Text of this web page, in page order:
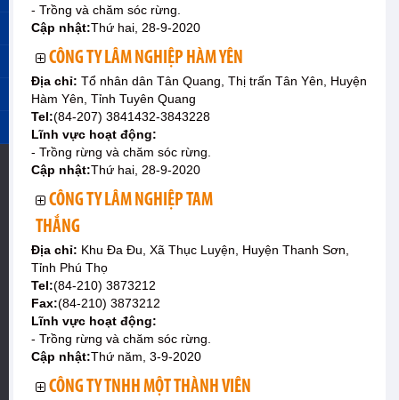
- Trồng và chăm sóc rừng.
Cập nhật:Thứ hai, 28-9-2020
CÔNG TY LÂM NGHIỆP HÀM YÊN
Địa chỉ: Tổ nhân dân Tân Quang, Thị trấn Tân Yên, Huyện
Hàm Yên, Tỉnh Tuyên Quang
Tel:(84-207) 3841432-3843228
Lĩnh vực hoạt động:
- Trồng rừng và chăm sóc rừng.
Cập nhật:Thứ hai, 28-9-2020
CÔNG TY LÂM NGHIỆP TAM
THẮNG
Địa chỉ: Khu Đa Đu, Xã Thục Luyện, Huyện Thanh Sơn,
Tỉnh Phú Thọ
Tel:(84-210) 3873212
Fax:(84-210) 3873212
Lĩnh vực hoạt động:
- Trồng rừng và chăm sóc rừng.
Cập nhật:Thứ năm, 3-9-2020
CÔNG TY TNHH MỘT THÀNH VIÊN